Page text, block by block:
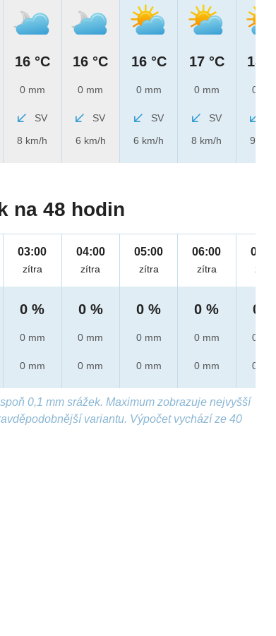
16 °C
0 mm
SV
8 km/h
16 °C
0 mm
SV
6 km/h
16 °C
0 mm
SV
6 km/h
17 °C
0 mm
SV
8 km/h
18 °C
0 mm
9 km/h
na 48 hodin
03:00
zítra
0 %
0 mm
0 mm
04:00
zítra
0 %
0 mm
0 mm
05:00
zítra
0 %
0 mm
0 mm
06:00
zítra
0 %
0 mm
0 mm
07:00
zítra
0 %
0 mm
0 mm
0,1 mm srážek. Maximum zobrazuje nejvyšší
variantu. Výpočet vychází ze 40